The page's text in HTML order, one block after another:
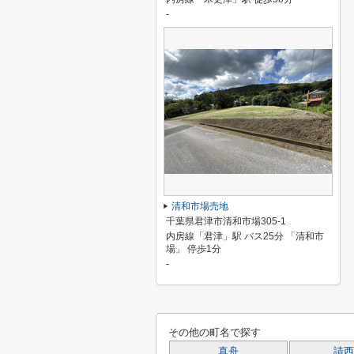
-
清和市場売地
千葉県君津市清和市場305-1
内房線「君津」駅 バス25分 「清和市
場」 停歩1分
-
その他の町名で探す
真舟 請